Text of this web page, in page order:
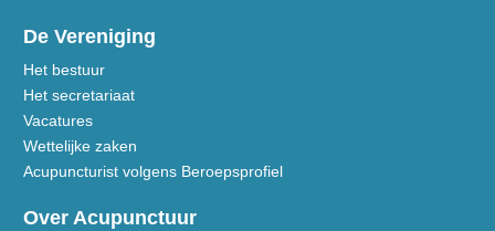
De Vereniging
Het bestuur
Het secretariaat
Vacatures
Wettelijke zaken
Acupuncturist volgens Beroepsprofiel
Over Acupunctuur